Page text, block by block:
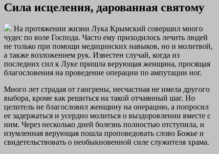
Сила исцеления, дарованная святому
На протяжении жизни Лука Крымский совершил много
чудес по воле Господа. Часто ему приходилось лечить людей
не только при помощи медицинских навыков, но и молитвой,
а также возложением рук. Известен случай, когда из
последних сил к Луке пришла верующая женщина, просящая
благословения на проведение операции по ампутации ног.
Много лет страдая от гангрены, несчастная не имела другого
выбора, кроме как решиться на такой отчаянный шаг. Но
целитель не благословил женщину на операцию, а попросил
ее задержаться и усердно молиться о выздоровлении вместе с
ним. Через несколько дней болезнь полностью отступила, и
изумленная верующая пошла проповедовать слово Божье и
свидетельствовать о необыкновенной силе служителя храма.